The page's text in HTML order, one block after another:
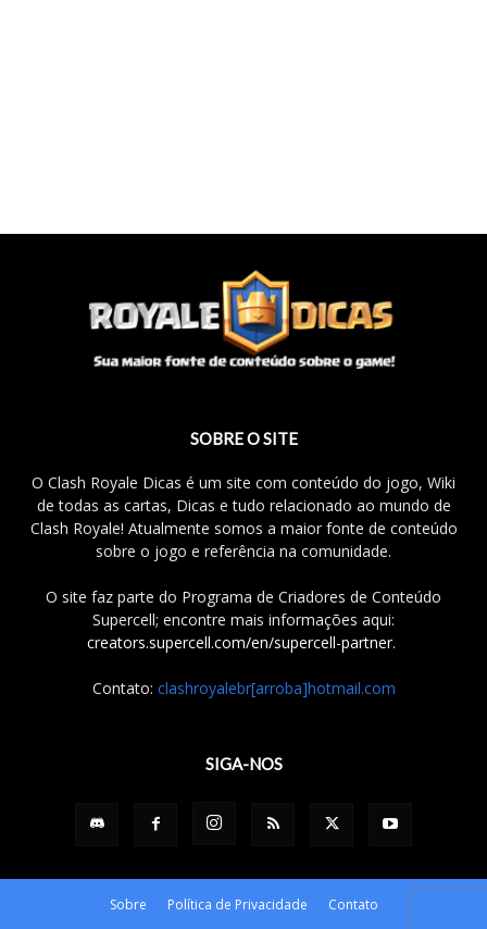
SOBRE O SITE
O Clash Royale Dicas é um site com conteúdo do jogo, Wiki
de todas as cartas, Dicas e tudo relacionado ao mundo de
Clash Royale! Atualmente somos a maior fonte de conteúdo
sobre o jogo e referência na comunidade.
O site faz parte do Programa de Criadores de Conteúdo
Supercell; encontre mais informações aqui:
creators.supercell.com/en/supercell-partner.
Contato: clashroyalebr[arroba]hotmail.com
SIGA-NOS
Sobre Política de Privacidade Contato